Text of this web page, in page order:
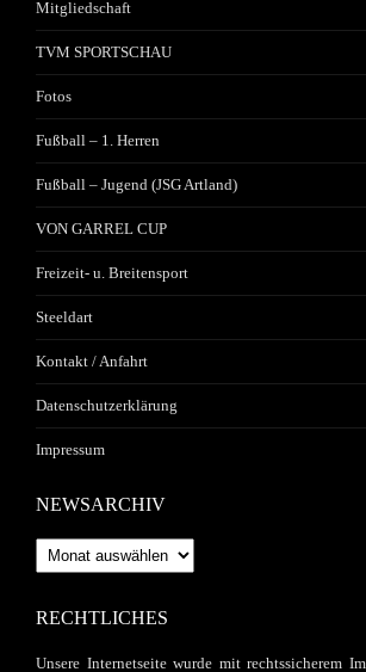
Mitgliedschaft
TVM SPORTSCHAU
Fotos
Fußball – 1. Herren
Fußball – Jugend (JSG Artland)
VON GARREL CUP
Freizeit- u. Breitensport
Steeldart
Kontakt / Anfahrt
Datenschutzerklärung
Impressum
NEWSARCHIV
Newsarchiv
RECHTLICHES
Unsere Internetseite wurde mit rechtssicherem